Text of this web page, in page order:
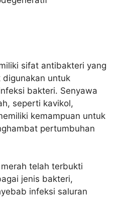
sifat antibakteri yang
untuk
bakteri. Senyawa
seperti kavikol,
kemampuan untuk
pertumbuhan
telah terbukti
jenis bakteri,
infeksi saluran